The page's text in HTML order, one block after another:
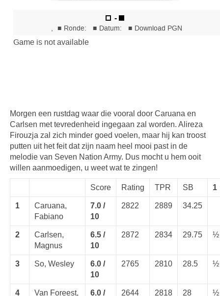
Morgen een rustdag waar die vooral door Caruana en
Carlsen met tevredenheid ingegaan zal worden. Alireza
Firouzja zal zich minder goed voelen, maar hij kan troost
putten uit het feit dat zijn naam heel mooi past in de
melodie van Seven Nation Army. Dus mocht u hem ooit
willen aanmoedigen, u weet wat te zingen!
Score Rating TPR SB 1
1
Caruana,
Fabiano
7.0 /
10
2822 2889 34.25
2
Carlsen,
Magnus
6.5 /
10
2872 2834 29.75 ½
3 So, Wesley
6.0 /
10
2765 2810 28.5 ½
4 Van Foreest, 6.0 / 2644 2818 28 ½